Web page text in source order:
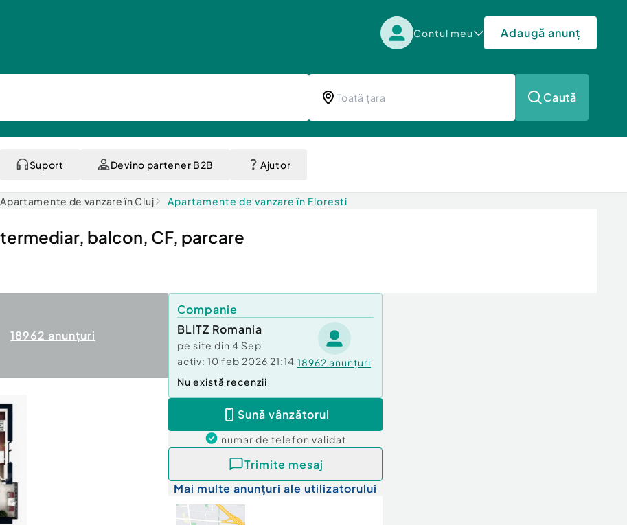
Contul meu Adaugă anunț
Caută
Suport Devino partener B2B Ajutor
Apartamente de vanzare în Cluj Apartamente de vanzare în Floresti
balcon, CF, parcare
18962 anunțuri
Companie
BLITZ Romania
pe site din 4 Sep
activ: 10 feb 2026 21:14 18962 anunțuri
Nu există recenzii
Sună vânzătorul
numar de telefon validat
Trimite mesaj
Mai multe anunțuri ale utilizatorului